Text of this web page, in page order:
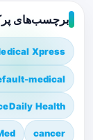
برچسب‌های
Xpress
medical
Health
cancer